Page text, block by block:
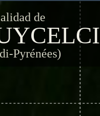
de
Pyrénées)